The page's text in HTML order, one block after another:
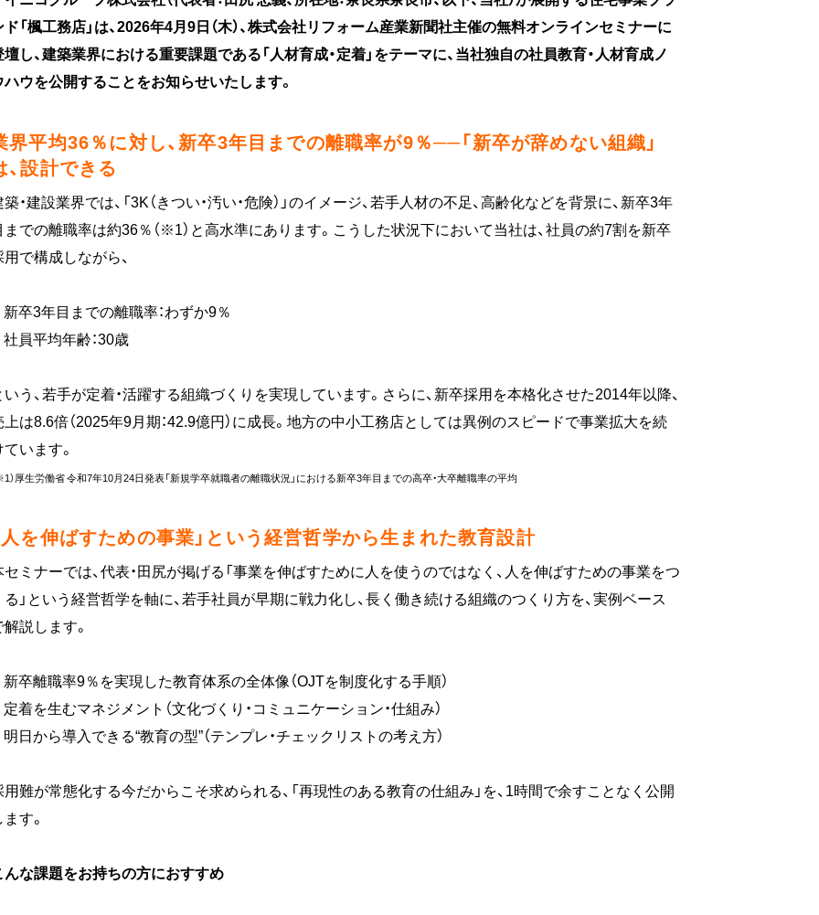
「楓工務店」は、2026年4月9日（木）、株式会社リフォーム産業新聞社主催の無料オンラインセミナーに
し、建築業界における重要課題である「人材育成・定着」をテーマに、当社独自の社員教育・人材育成ノ
ハウを公開することをお知らせいたします。
界平均36％に対し、新卒3年目までの離職率が9％──「新卒が辞めない組織」
、設計できる
・建設業界では、「3K（きつい・汚い・危険）」のイメージ、若手人材の不足、高齢化などを背景に、新卒3年
までの離職率は約36％（※1）と高水準にあります。こうした状況下において当社は、社員の約7割を新卒
で構成しながら、
卒3年目までの離職率：わずか9％
員平均年齢：30歳
いう、若手が定着・活躍する組織づくりを実現しています。さらに、新卒採用を本格化させた2014年以降、
上は8.6倍（2025年9月期：42.9億円）に成長。地方の中小工務店としては異例のスピードで事業拡大を続
います。
）厚生労働省 令和7年10月24日発表「新規学卒就職者の離職状況」における新卒3年目までの高卒・大卒離職率の平均
人を伸ばすための事業」という経営哲学から生まれた教育設計
セミナーでは、代表・田尻が掲げる「事業を伸ばすために人を使うのではなく、人を伸ばすための事業をつ
る」という経営哲学を軸に、若手社員が早期に戦力化し、長く働き続ける組織のつくり方を、実例ベース
説します。
卒離職率9％を実現した教育体系の全体像（OJTを制度化する手順）
着を生むマネジメント（文化づくり・コミュニケーション・仕組み）
日から導入できる“教育の型”（テンプレ・チェックリストの考え方）
用難が常態化する今だからこそ求められる、「再現性のある教育の仕組み」を、1時間で余すことなく公開
す。
んな課題をお持ちの方におすすめ